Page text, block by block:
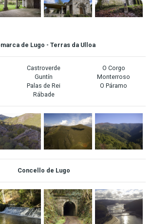
de Lugo - Terras da Ulloa
Castroverde
O Corgo
Guntín
Monterroso
Palas de Rei
O Páramo
Rábade
Concello de Lugo